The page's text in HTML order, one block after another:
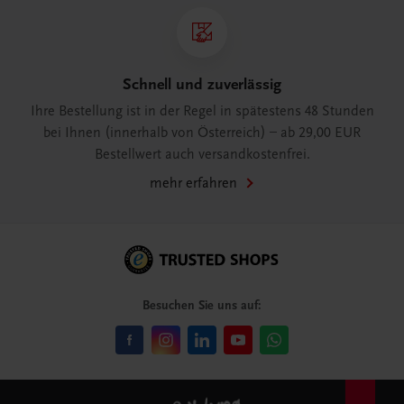
Schnell und zuverlässig
Ihre Bestellung ist in der Regel in spätestens 48 Stunden
bei Ihnen (innerhalb von Österreich) – ab 29,00 EUR
Bestellwert auch versandkostenfrei.
mehr erfahren
Besuchen Sie uns auf: